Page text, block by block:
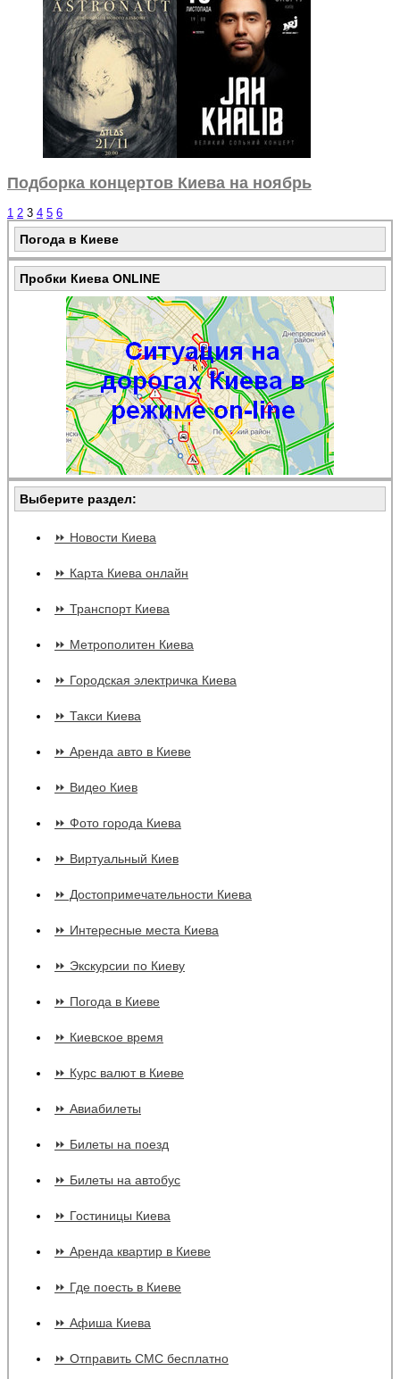
Подборка концертов Киева на ноябрь
1 2 3 4 5 6
Погода в Киеве
Пробки Киева ONLINE
Выберите раздел:
⏩ Новости Киева
⏩ Карта Киева онлайн
⏩ Транспорт Киева
⏩ Метрополитен Киева
⏩ Городская электричка Киева
⏩ Такси Киева
⏩ Аренда авто в Киеве
⏩ Видео Киев
⏩ Фото города Киева
⏩ Виртуальный Киев
⏩ Достопримечательности Киева
⏩ Интересные места Киева
⏩ Экскурсии по Киеву
⏩ Погода в Киеве
⏩ Киевское время
⏩ Курс валют в Киеве
⏩ Авиабилеты
⏩ Билеты на поезд
⏩ Билеты на автобус
⏩ Гостиницы Киева
⏩ Аренда квартир в Киеве
⏩ Где поесть в Киеве
⏩ Афиша Киева
⏩ Отправить СМС бесплатно